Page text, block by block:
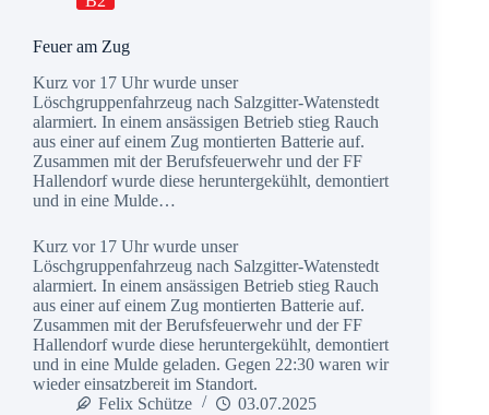
Feuer am Zug
Kurz vor 17 Uhr wurde unser
Löschgruppenfahrzeug nach Salzgitter-Watenstedt
alarmiert. In einem ansässigen Betrieb stieg Rauch
aus einer auf einem Zug montierten Batterie auf.
Zusammen mit der Berufsfeuerwehr und der FF
Hallendorf wurde diese heruntergekühlt, demontiert
und in eine Mulde…
Kurz vor 17 Uhr wurde unser
Löschgruppenfahrzeug nach Salzgitter-Watenstedt
alarmiert. In einem ansässigen Betrieb stieg Rauch
aus einer auf einem Zug montierten Batterie auf.
Zusammen mit der Berufsfeuerwehr und der FF
Hallendorf wurde diese heruntergekühlt, demontiert
und in eine Mulde geladen. Gegen 22:30 waren wir
wieder einsatzbereit im Standort.
Felix Schütze
03.07.2025